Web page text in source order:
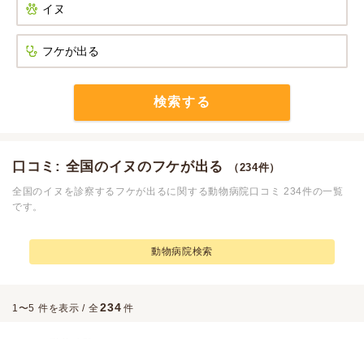
口コミ検索
検索する
口コミ: 全国のイヌのフケが出る （234件）
全国のイヌを診察するフケが出るに関する動物病院口コミ 234件の一覧
です。
動物病院検索
1〜5 件を表示 / 全234 件